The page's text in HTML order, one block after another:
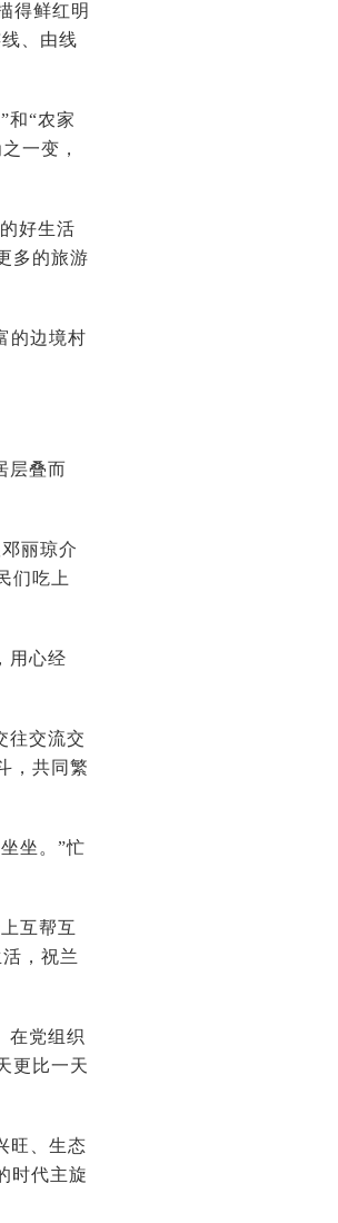
得鲜红明
、由线
和“农家
一变，
好生活
多的旅游
的边境村
层叠而
丽琼介
们吃上
用心经
往交流交
，共同繁
坐。”忙
互帮互
，祝兰
在党组织
更比一天
旺、生态
时代主旋